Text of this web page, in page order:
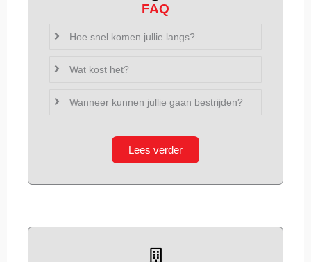
FAQ
Hoe snel komen jullie langs?
Wat kost het?
Wanneer kunnen jullie gaan bestrijden?
Lees verder